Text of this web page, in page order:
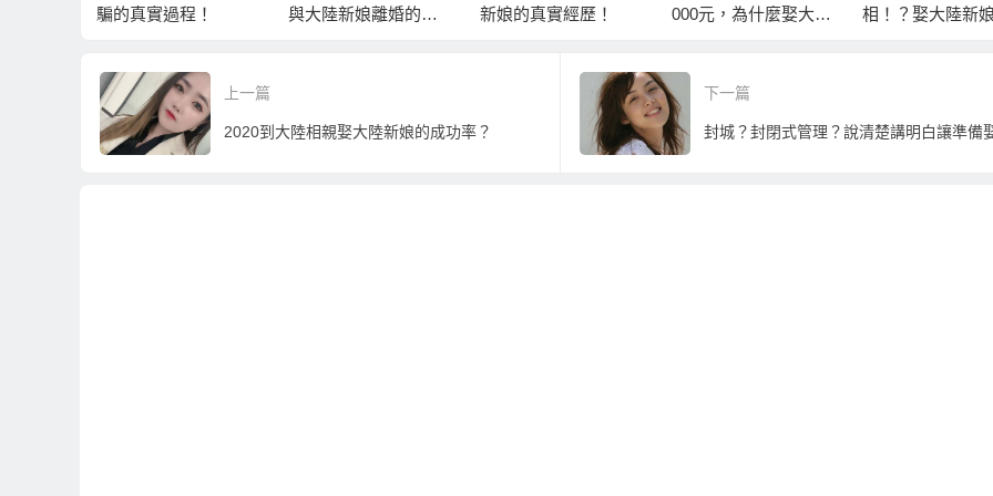
騙的真實過程！
與大陸新娘離婚的方
新娘的真實經歷！
000元，為什麼娶大陸
相！？娶大陸新
上一篇
2020到大陸相親娶大陸新娘的成功率？
下一篇